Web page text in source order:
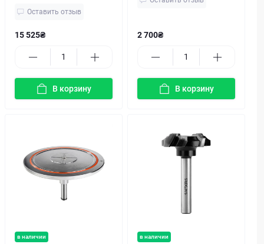
Оставить отзыв
15 525₴
В корзину
2 700₴
В корзину
в наличии в наличии